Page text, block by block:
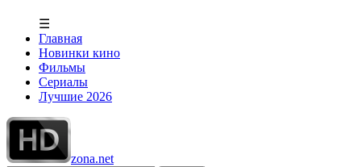
☰
Главная
Новинки кино
Фильмы
Сериалы
Лучшие 2026
zona.net